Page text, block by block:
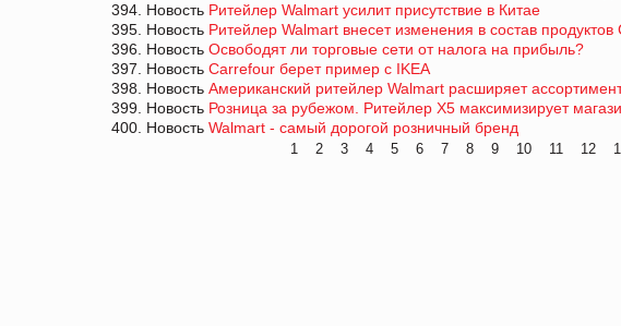
394. Новость Ритейлер Walmart усилит присутствие в Китае
395. Новость Ритейлер Walmart внесет изменения в состав
396. Новость Освободят ли торговые сети от налога на прибыль?
397. Новость Carrefour берет пример с IKEA
398. Новость Американский ритейлер Walmart расширяет
399. Новость Розница за рубежом. Ритейлер X5 максимизирует
400. Новость Walmart - самый дорогой розничный бренд
1 2 3 4 5 6 7 8 9 10 11 12